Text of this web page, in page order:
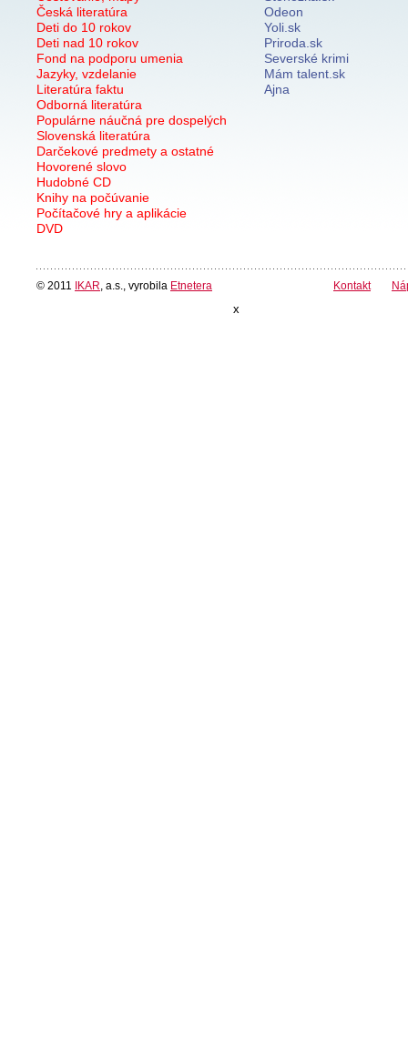
Česká literatúra
Deti do 10 rokov
Deti nad 10 rokov
Fond na podporu umenia
Jazyky, vzdelanie
Literatúra faktu
Odborná literatúra
Populárne náučná pre dospelých
Slovenská literatúra
Darčekové predmety a ostatné
Hovorené slovo
Hudobné CD
Knihy na počúvanie
Počítačové hry a aplikácie
DVD
Odeon
Yoli.sk
Priroda.sk
Severské krimi
Mám talent.sk
Ajna
© 2011 IKAR , a.s., vyrobila Etnetera Kontakt
x